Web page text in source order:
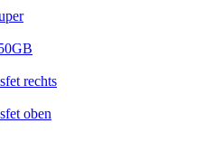
rechts
oben